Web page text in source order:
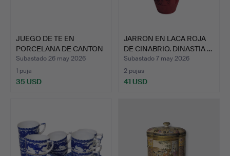
JUEGO DE TE EN
PORCELANA DE CANTON
CON SEL…
Subastado 26 may 2026
1 puja
35 USD
JARRON EN LACA ROJA
DE CINABRIO. DINASTIA …
Subastado 7 may 2026
2 pujas
41 USD